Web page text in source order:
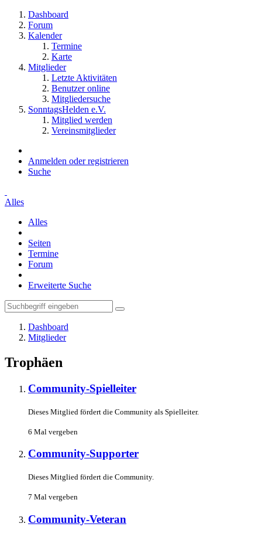
Dashboard
Forum
Kalender
Termine
Karte
Mitglieder
Letzte Aktivitäten
Benutzer online
Mitgliedersuche
SonntagsHelden e.V.
Mitglied werden
Vereinsmitglieder
Anmelden oder registrieren
Suche
Alles
Alles
Seiten
Termine
Forum
Erweiterte Suche
Dashboard
Mitglieder
Trophäen
Community-Spielleiter
Dieses Mitglied fördert die Community als Spielleiter.
6 Mal vergeben
Community-Supporter
Dieses Mitglied fördert die Community.
7 Mal vergeben
Community-Veteran